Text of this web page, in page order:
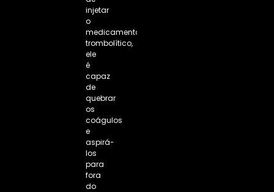
injetar
o
medicamento
trombolítico,
ele
é
capaz
de
quebrar
os
coágulos
e
aspirá-
los
para
fora
do